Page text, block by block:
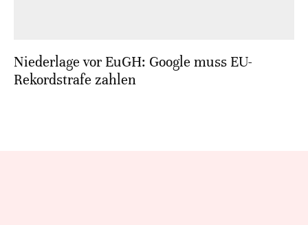
Niederlage vor EuGH: Google muss EU-
Rekordstrafe zahlen